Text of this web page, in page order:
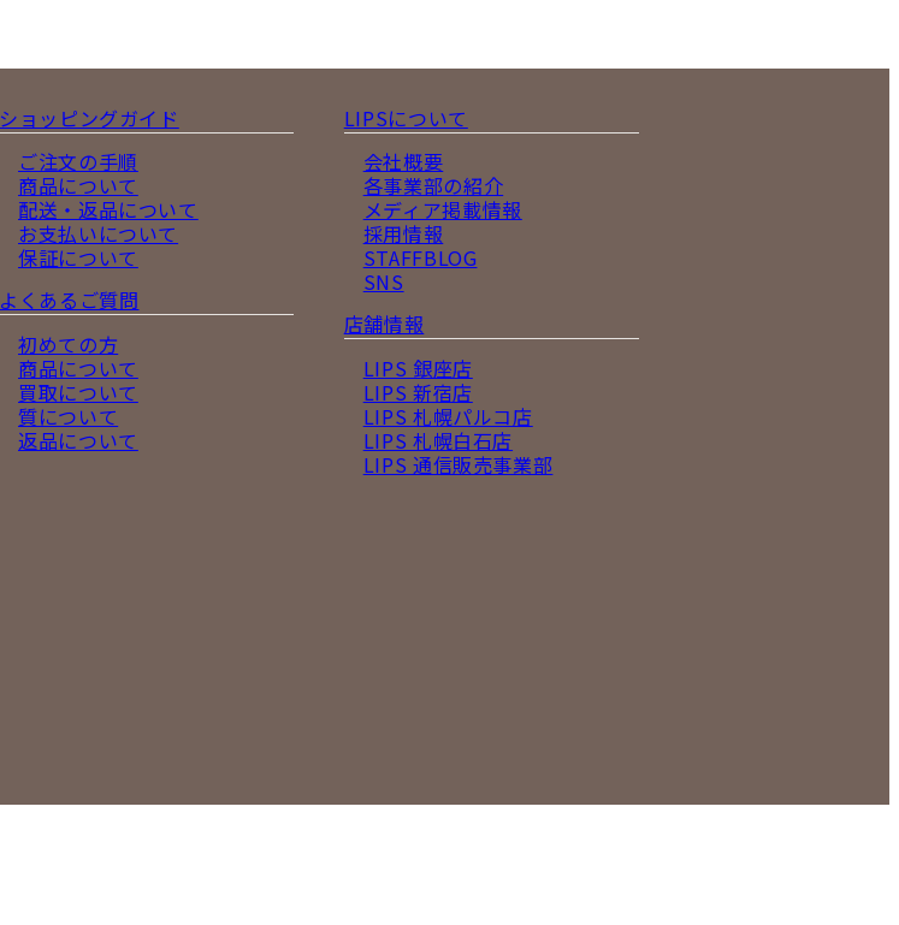
ショッピングガイド
ご注文の手順
商品について
配送・返品について
お支払いについて
保証について
よくあるご質問
初めての方
商品について
買取について
質について
返品について
LIPSについて
会社概要
各事業部の紹介
メディア掲載情報
採用情報
STAFFBLOG
SNS
店舗情報
LIPS 銀座店
LIPS 新宿店
LIPS 札幌パルコ店
LIPS 札幌白石店
LIPS 通信販売事業部